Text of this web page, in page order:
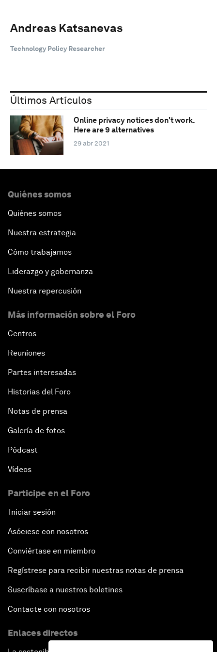
Andreas Katsanevas
Technology Policy Researcher
Últimos Artículos
Online privacy notices don't work.
Here are 9 alternatives
29 abr 2021
Quiénes somos
Quiénes somos
Nuestra estrategia
Cómo trabajamos
Liderazgo y gobernanza
Nuestra repercusión
Más información sobre el Foro
Centros
Reuniones
Partes interesadas
Historias del Foro
Notas de prensa
Galería de fotos
Pódcast
Vídeos
Participe en el Foro
Iniciar sesión
Asóciese con nosotros
Conviértase en miembro
Regístrese para recibir nuestras notas de prensa
Suscríbase a nuestros boletines
Contacte con nosotros
Enlaces directos